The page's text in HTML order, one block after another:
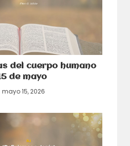
del cuerpo humano
de mayo
mayo 15, 2026